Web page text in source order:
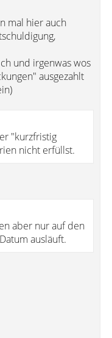
mal hier auch
und irgenwas wos
ausgezahlt
"kurzfristig
nicht erfüllst.
aber nur auf den
ausläuft.